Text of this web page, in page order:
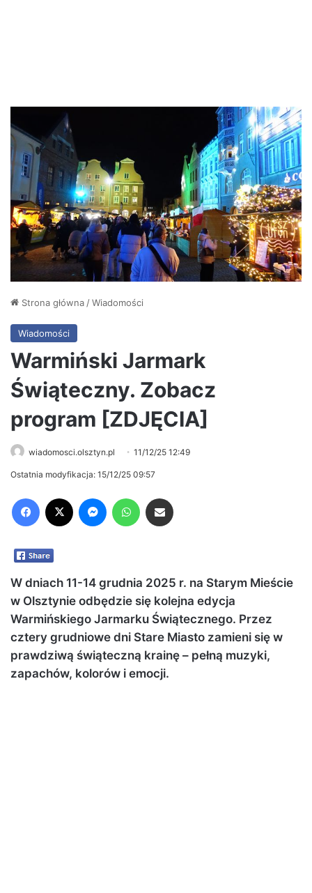
Strona główna/Wiadomości
Wiadomości
Warmiński Jarmark
Świąteczny. Zobacz
program [ZDJĘCIA]
wiadomosci.olsztyn.pl 11/12/25 12:49
Ostatnia modyfikacja: 15/12/25 09:57
W dniach 11-14 grudnia 2025 r. na Starym Mieście
w Olsztynie odbędzie się kolejna edycja
Warmińskiego Jarmarku Świątecznego. Przez
cztery grudniowe dni Stare Miasto zamieni się w
prawdziwą świąteczną krainę – pełną muzyki,
zapachów, kolorów i emocji.